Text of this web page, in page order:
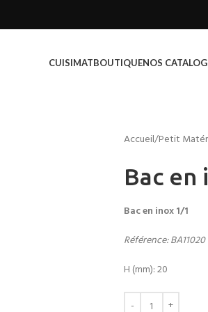
CUISIMATBOUTIQUENOS
Accueil Petit
Bac en
Bac en inox 1/1
Référence: BA11020
H (mm): 20